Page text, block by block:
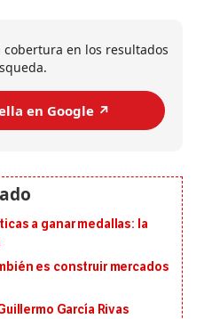
en los resultados
en Google ↗️
a ganar medallas: la
es construir mercados
García Rivas